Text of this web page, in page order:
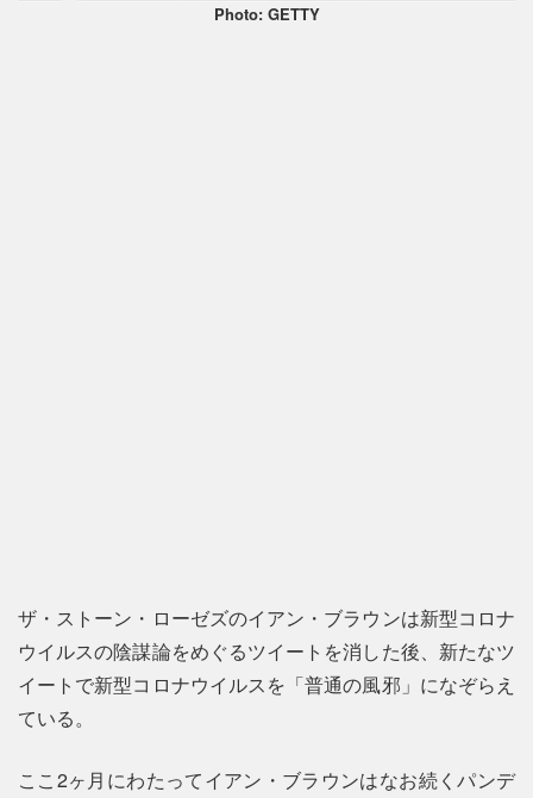
Photo: GETTY
ザ・ストーン・ローゼズのイアン・ブラウンは新型コロナ
ウイルスの陰謀論をめぐるツイートを消した後、新たなツ
イートで新型コロナウイルスを「普通の風邪」になぞらえ
ている。
ここ2ヶ月にわたってイアン・ブラウンはなお続くパンデ